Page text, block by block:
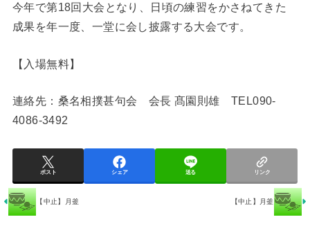
今年で第18回大会となり、日頃の練習をかさねてきた
成果を年一度、一堂に会し披露する大会です。
【入場無料】
連絡先：桑名相撲甚句会 会長 髙園則雄 TEL090-
4086-3492
ポスト シェア 送る リンク
【中止】月釜 【中止】月釜